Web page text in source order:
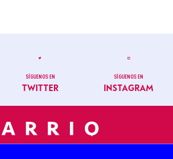
SÍGUENOS EN
TWITTER
SÍGUENOS EN
INSTAGRAM